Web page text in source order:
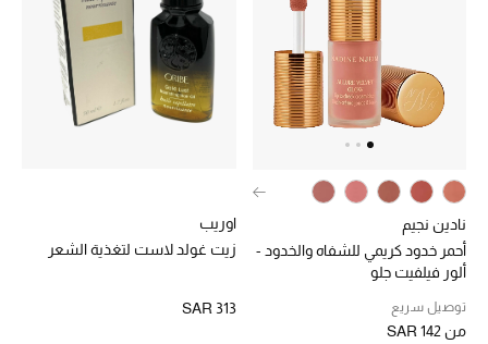
أمنيات تتلألأ مع النجوم
تشكيلة الأحذية
الأحذية الرجالية
أحذية للأطفال
نادين نجيم
أحمر خدود كريمي للشفاه والخدود -
ألور فيلفيت جلو
توصيل سريع
من SAR 142
اوريب
زيت غولد لاست لتغذية الشعر
SAR 313